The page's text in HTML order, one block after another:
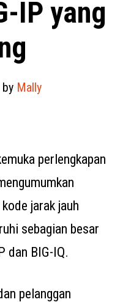
IP yang
by Mally
perlengkapan
jarak jauh
sebagian besar
dan BIG-IQ.
pelanggan